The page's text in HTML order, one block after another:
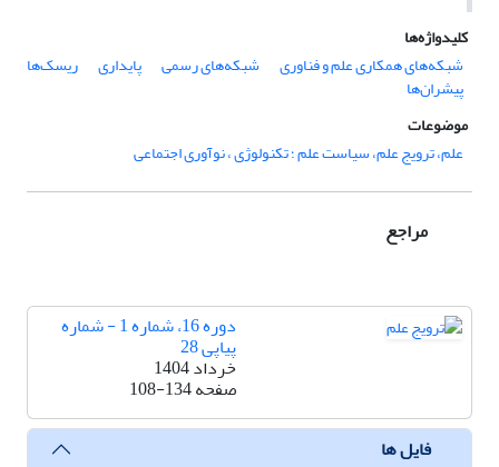
کلیدواژه‌ها
شبکه‌های همکاری علم و فناوری
شبکه‌های رسمی پایداری ریسک‌ها
پیشران‌ها
موضوعات
علم، ترویج علم، سیاست علم ؛ تکنولوژی ، نوآوری اجتماعی
مراجع
دوره 16، شماره 1 - شماره
پیاپی 28
خرداد 1404
صفحه108-134
فایل ها